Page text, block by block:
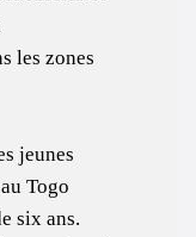
les zones
jeunes
Togo
six ans.